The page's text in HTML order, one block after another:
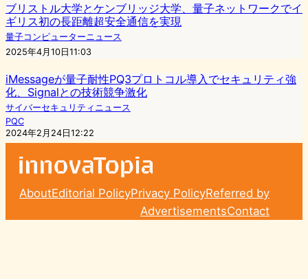
ブリストル大学とケンブリッジ大学、量子ネットワークでイ
ギリス初の長距離超安全通信を実現
量子コンピューターニュース
2025年4月10日11:03
iMessageが量子耐性PQ3プロトコル導入でセキュリティ強
化、Signalとの技術競争激化
サイバーセキュリティニュース
PQC
2024年2月24日12:22
AboutEditorial PolicyPrivacy PolicyReferred by
AdvertisementsContact